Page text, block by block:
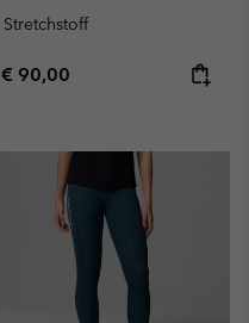
Stretchstoff
Regular price:
€ 90,00